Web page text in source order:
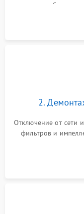
жалоб на
2.
Отключение от сети
фильтров и